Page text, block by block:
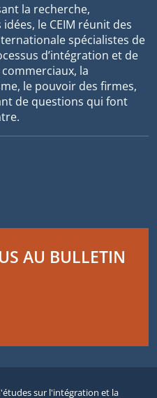
la recherche,
le CEIM réunit des
spécialistes de
d’intégration et de
la
le pouvoir des firmes,
de questions qui font
AU BULLETIN
sur l'intégration et la